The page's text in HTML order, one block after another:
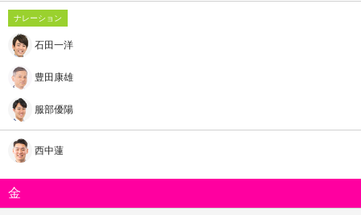
ナレーション
石田一洋
豊田康雄
服部優陽
西中蓮
金